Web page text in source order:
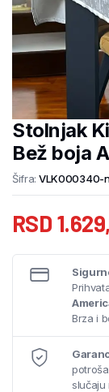
Stolnjak
Bež boja
Šifra: VLK000340-
RSD
Brza i
slučaju